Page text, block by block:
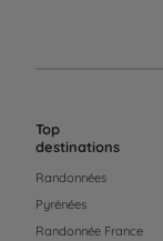
Top
destinations
Randonnées
Pyrénées
Randonnée France